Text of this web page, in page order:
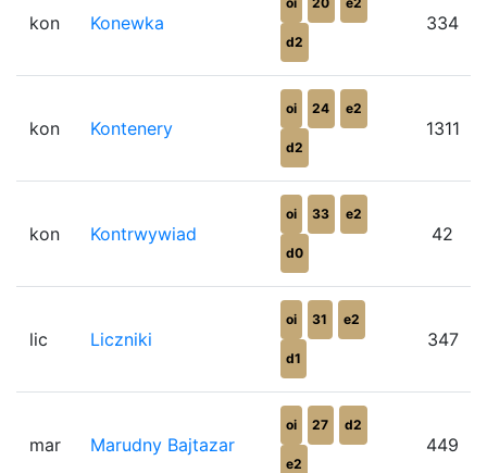
kon Konewka
d2
334
kon Kontenery
oi 24 e2
d2
1311
kon Kontrwywiad
oi 33 e2
d0
42
lic Liczniki
oi 31 e2
d1
347
mar Marudny Bajtazar
oi 27 d2
e2
449